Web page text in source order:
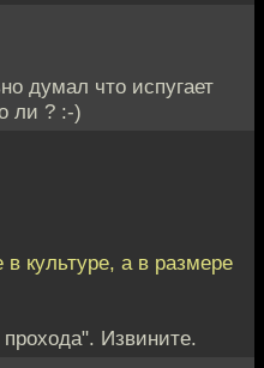
думал что испугает
ли ? :-)
культуре, а в размере
Извините.